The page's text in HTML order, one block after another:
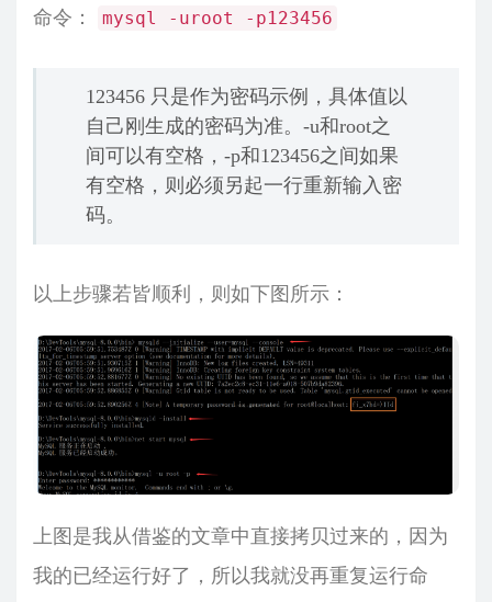
命令： mysql -uroot -p123456
123456 只是作为密码示例，具体值以
自己刚生成的密码为准。-u和root之
间可以有空格，-p和123456之间如果
有空格，则必须另起一行重新输入密
码。
以上步骤若皆顺利，则如下图所示：
上图是我从借鉴的文章中直接拷贝过来的，因为
我的已经运行好了，所以我就没再重复运行命